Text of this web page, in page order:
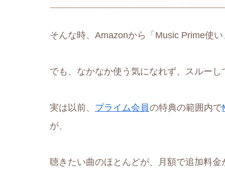
そんな時、Amazonから「Music Prime使
でも、なかなか使う気になれず、スルーし
実は以前、 プライム会員の特典の範囲内で
が、
聴きたい曲のほとんどが、月額で追加料